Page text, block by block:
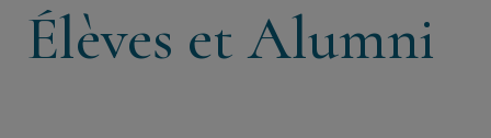
Élèves et Alumni